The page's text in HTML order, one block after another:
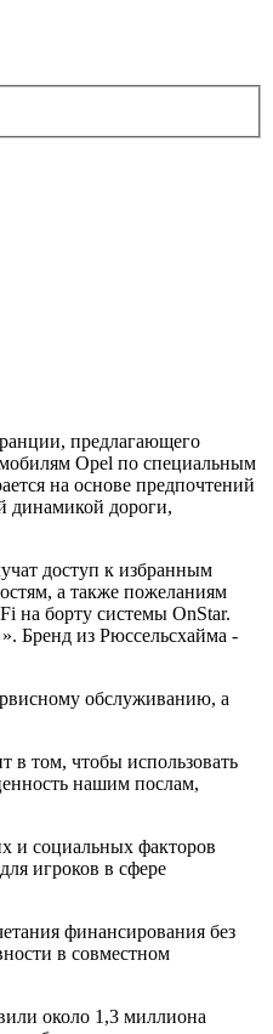
предлагающего
Opel по специальным
на основе предпочтений
динамикой дороги,
доступ к избранным
а также пожеланиям
на борту системы OnStar.
Бренд из Рюссельсхайма -
обслуживанию, а
в том, чтобы использовать
нашим послам,
и социальных факторов
игроков в сфере
финансирования без
в совместном
около 1,3 миллиона